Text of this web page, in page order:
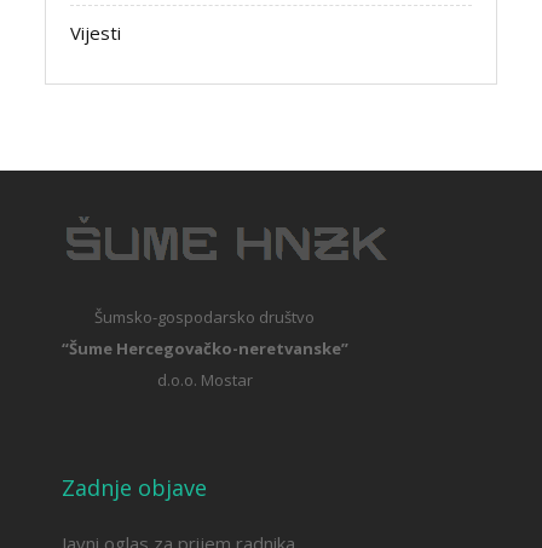
Vijesti
Šumsko-gospodarsko društvo
“Šume Hercegovačko-neretvanske”
d.o.o. Mostar
Zadnje objave